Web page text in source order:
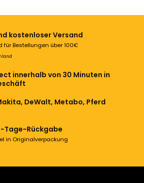
kostenloser Versand
für Bestellungen über 100€
innerhalb von 30 Minuten in
DeWalt, Metabo, Pferd
Tage-Rückgabe
in Originalverpackung